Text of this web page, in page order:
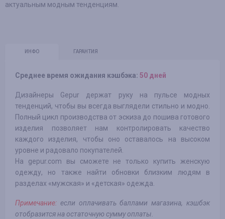
актуальным модным тенденциям.
ИНФО ГАРАНТИЯ
Среднее время ожидания кэшбэка: 50 дней
Дизайнеры Gepur держат руку на пульсе модных
тенденций, чтобы вы всегда выглядели стильно и модно.
Полный цикл производства от эскиза до пошива готового
изделия позволяет нам контролировать качество
каждого изделия, чтобы оно оставалось на высоком
уровне и радовало покупателей.
На gepur.com вы сможете не только купить женскую
одежду, но также найти обновки близким людям в
разделах «мужская» и «детская» одежда.
Примечание: если оплачивать баллами магазина, кэшбэк
отобразится на остаточную сумму оплаты.